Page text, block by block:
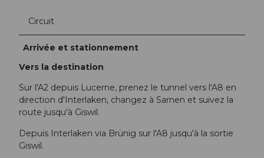
Circuit
Arrivée et stationnement
Vers la destination
Sur l'A2 depuis Lucerne, prenez le tunnel vers l'A8 en
direction d'Interlaken, changez à Sarnen et suivez la
route jusqu'à Giswil.
Depuis Interlaken via Brünig sur l'A8 jusqu'à la sortie
Giswil.